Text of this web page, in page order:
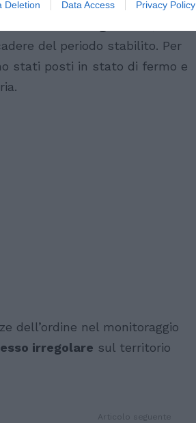
Deletion Data Access Privacy Policy
hanno riscontrato la
del periodo stabilito. Per
stati posti in stato di fermo e
dell’ordine nel monitoraggio
irregolare sul territorio
Articolo seguente